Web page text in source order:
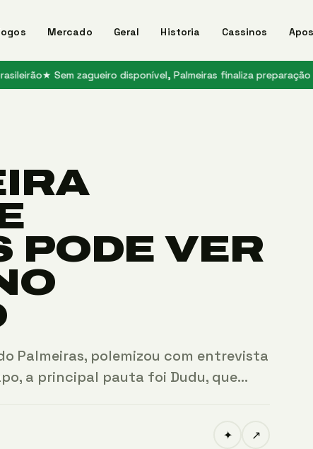
Mercado Geral Historia Cassinos
Sem zagueiro disponível, Palmeiras finaliza preparação para
PODE VER
Palmeiras, polemizou com entrevista
a principal pauta foi Dudu, que…
✦ ↗